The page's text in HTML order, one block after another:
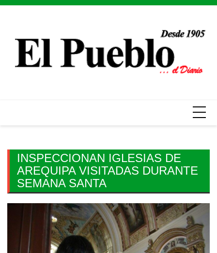
Skip
INSPECCIONAN IGLESIAS DE
AREQUIPA VISITADAS DURANTE
SEMANA SANTA